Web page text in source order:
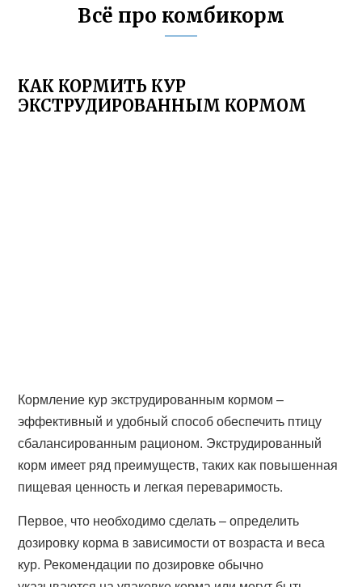
Всё про комбикорм
КАК КОРМИТЬ КУР
ЭКСТРУДИРОВАННЫМ КОРМОМ
Кормление кур экструдированным кормом –
эффективный и удобный способ обеспечить птицу
сбалансированным рационом. Экструдированный
корм имеет ряд преимуществ, таких как повышенная
пищевая ценность и легкая переваримость.
Первое, что необходимо сделать – определить
дозировку корма в зависимости от возраста и веса
кур. Рекомендации по дозировке обычно